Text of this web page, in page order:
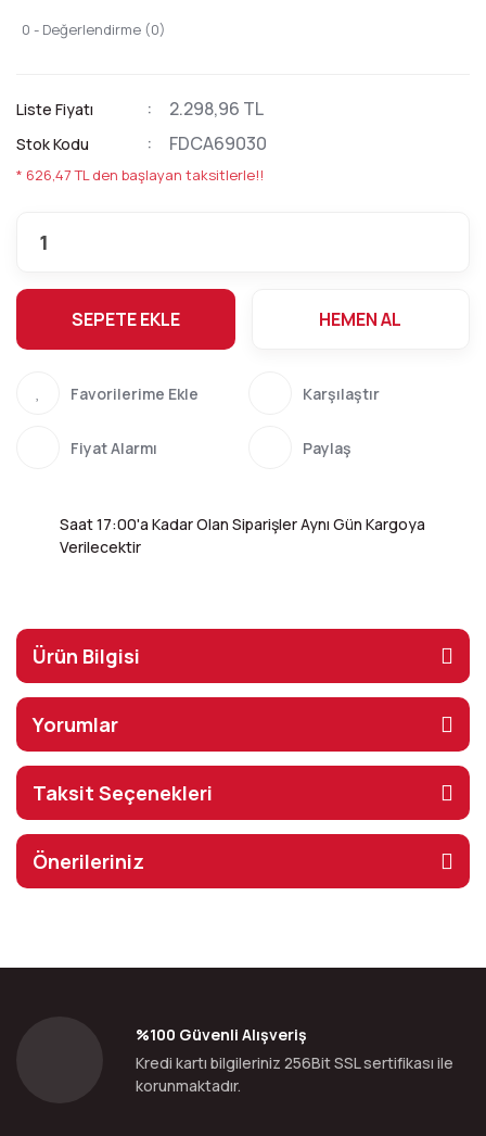
0 - Değerlendirme (0)
Liste Fiyatı 2.298,96 TL
Stok Kodu FDCA69030
* 626,47 TL den başlayan taksitlerle!!
SEPETE EKLE HEMEN AL
Karşılaştır
Fiyat Alarmı Paylaş
Saat 17:00'a Kadar Olan Siparişler Aynı Gün Kargoya
Verilecektir
Ürün Bilgisi
Yorumlar
Taksit Seçenekleri
Önerileriniz
%100 Güvenli Alışveriş
Kredi kartı bilgileriniz 256Bit SSL sertifikası ile
korunmaktadır.